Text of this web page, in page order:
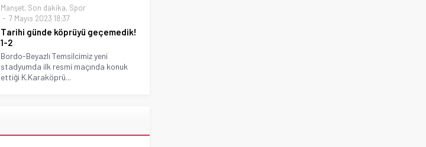
Manşet, Son dakika, Spor
7 Mayıs 2023 18:37
Tarihi günde köprüyü geçemedik!
1-2
Bordo-Beyazlı Temsilcimiz yeni
stadyumda ilk resmi maçında konuk
ettiği K.Karaköprü...